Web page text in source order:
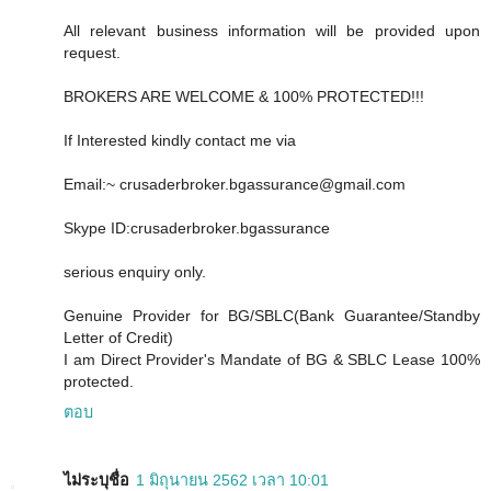
All relevant business information will be provided upon
request.
BROKERS ARE WELCOME & 100% PROTECTED!!!
If Interested kindly contact me via
Email:~ crusaderbroker.bgassurance@gmail.com
Skype ID:crusaderbroker.bgassurance
serious enquiry only.
Genuine Provider for BG/SBLC(Bank Guarantee/Standby
Letter of Credit)
I am Direct Provider's Mandate of BG & SBLC Lease 100%
protected.
ตอบ
ไม่ระบุชื่อ 1 มิถุนายน 2562 เวลา 10:01